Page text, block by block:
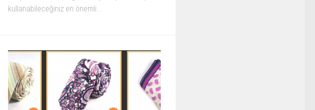
kullanabileceğiniz en önemli...